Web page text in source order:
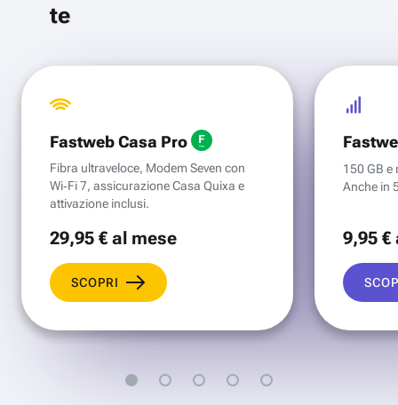
te
Fastweb Casa Pro
Fibra ultraveloce, Modem Seven con
Wi‑Fi 7, assicurazione Casa Quixa e
attivazione inclusi.
29,95 €al mese
SCOPRI
150 GB e
Anche in
9,95 €